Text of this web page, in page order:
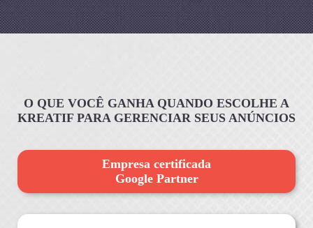
O QUE VOCÊ GANHA QUANDO ESCOLHE A
KREATIF PARA GERENCIAR SEUS ANÚNCIOS
Empresa certificada
Google Partner